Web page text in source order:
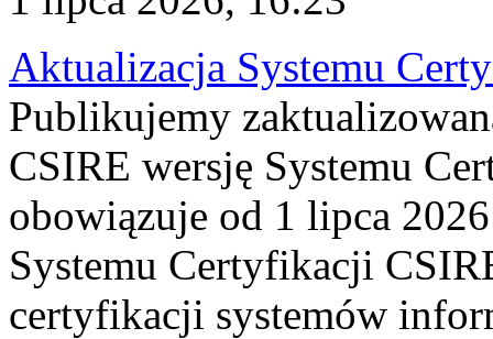
Aktualizacja Systemu
Publikujemy
CSIRE wersję Systemu
obowiązuje od 1 lipca
Systemu Certyfikacji
certyfikacji systemów